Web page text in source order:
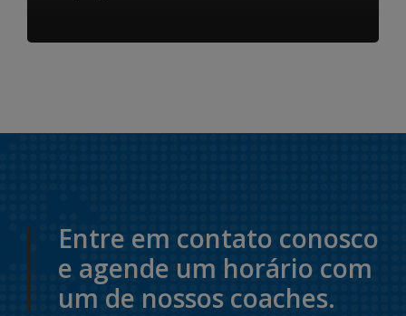
Entre em contato conosco
e agende um horário com
um de nossos coaches.